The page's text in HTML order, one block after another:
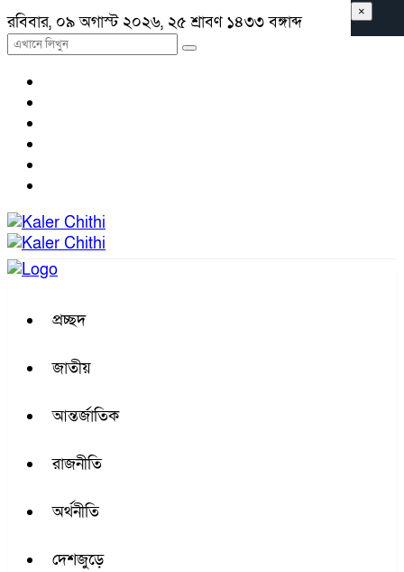
রবিবার, ০৯ অগাস্ট ২০২৬, ২৫ শ্রাবণ ১৪৩৩ বঙ্গাব্দ
প্রচ্ছদ
জাতীয়
আন্তর্জাতিক
রাজনীতি
অর্থনীতি
দেশজুড়ে
×